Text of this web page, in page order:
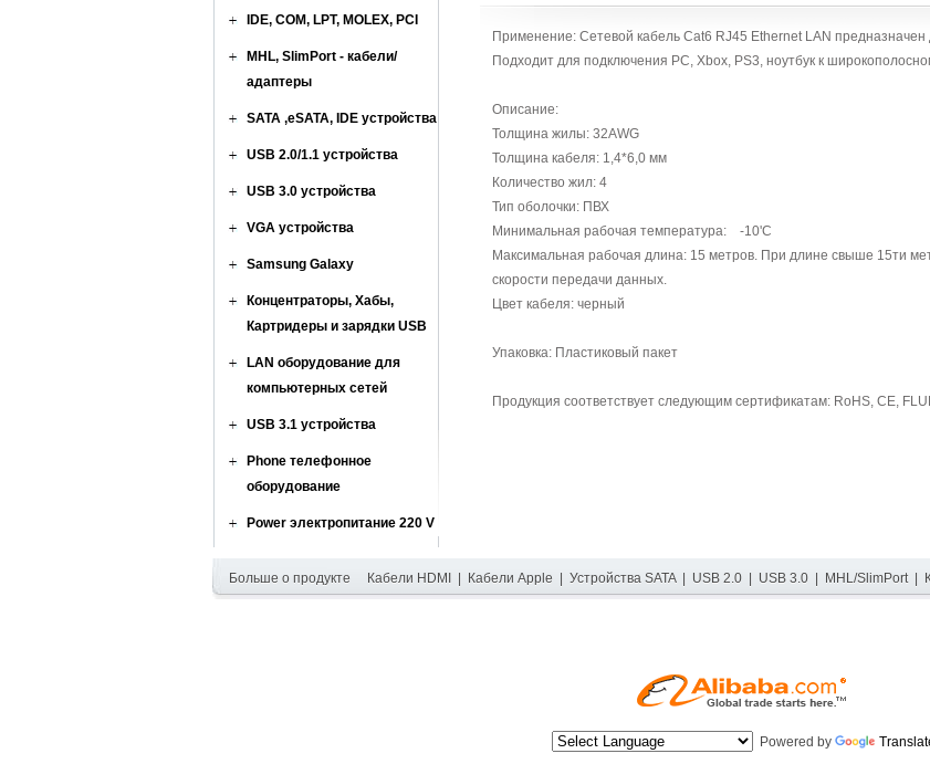
IDE, COM, LPT, MOLEX, PCI
MHL, SlimPort - кабели/
адаптеры
SATA ,eSATA, IDE устройства
USB 2.0/1.1 устройства
USB 3.0 устройства
VGA устройства
Samsung Galaxy
Концентраторы, Хабы,
Картридеры и зарядки USB
LAN оборудование для
компьютерных сетей
USB 3.1 устройства
Phone телефонное
оборудование
Power электропитание 220 V
Применение: Сетевой кабель Cat6 RJ45 Ethernet LAN
Подходит для подключения PC, Xbox, PS3, ноутбук к
Описание:
Толщина жилы: 32AWG
Толщина кабеля: 1,4*6,0 мм
Количество жил: 4
Тип оболочки: ПВХ
Минимальная рабочая температура: -10'C
Максимальная рабочая длина: 15 метров. При длине свыше 15ти
скорости передачи данных.
Цвет кабеля: черный
Упаковка: Пластиковый пакет
Продукция соответствует следующим сертификатам: RoHS, CE,
Больше о продукте Кабели HDMI Кабели Apple Устройства SATA| USB 2.0| USB 3.0| MHL/SlimPort|
Powered by